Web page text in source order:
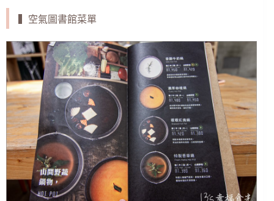
▍空氣圖書館菜單